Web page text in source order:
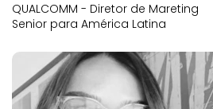
QUALCOMM - Diretor de Mareting
Senior para América Latina